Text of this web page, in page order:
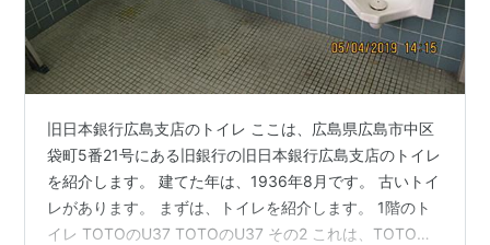
旧日本銀行広島支店のトイレ ここは、広島県広島市中区
袋町5番21号にある旧銀行の旧日本銀行広島支店のトイレ
を紹介します。 建てた年は、1936年8月です。 古いトイ
レがあります。 まずは、トイレを紹介します。 1階のト
イレ TOTOのU37 TOTOのU37 その2 これは、TOTOの